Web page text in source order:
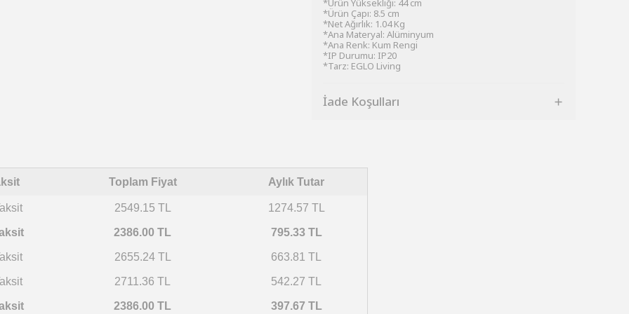
*Ürün Yüksekliği: 44 cm
*Ürün Çapı: 8.5 cm
*Net Ağırlık: 1.04 Kg
*Ana Materyal: Alüminyum
*Ana Renk: Kum Rengi
*IP Durumu: IP20
*Tarz: EGLO Living
İade Koşulları
Toplam Fiyat Aylık Tutar
2549.15 TL 1274.57 TL
2386.00 TL 795.33 TL
2655.24 TL 663.81 TL
2711.36 TL 542.27 TL
2386.00 TL 397.67 TL